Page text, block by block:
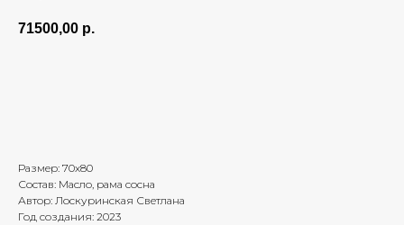
71500,00 р.
Размер: 70х80
Состав: Масло, рама сосна
Автор: Лоскуринская Светлана
Год создания: 2023